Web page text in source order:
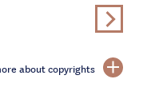
about copyrights